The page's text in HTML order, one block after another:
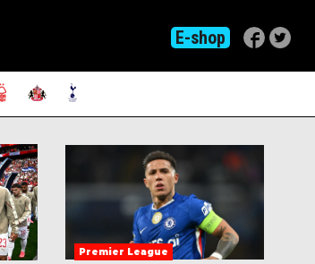
E-shop
Premier League